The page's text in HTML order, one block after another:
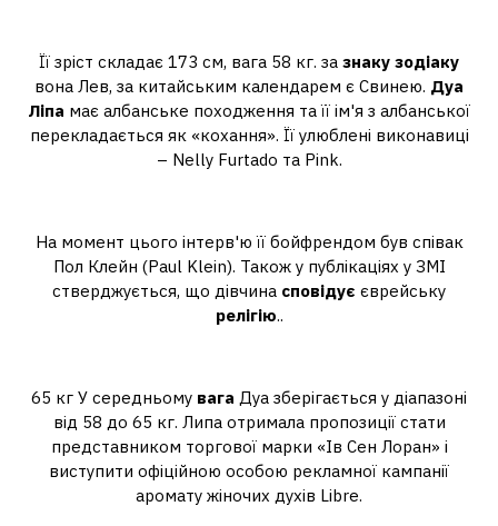
Її зріст складає 173 см, вага 58 кг. за знаку зодіаку
вона Лев, за китайським календарем є Свинею. Дуа
Ліпа має албанське походження та її ім'я з албанської
перекладається як «кохання». Її улюблені виконавиці
– Nelly Furtado та Pink.
На момент цього інтерв'ю її бойфрендом був співак
Пол Клейн (Paul Klein). Також у публікаціях у ЗМІ
стверджується, що дівчина сповідує єврейську
релігію..
65 кг У середньому вага Дуа зберігається у діапазоні
від 58 до 65 кг. Липа отримала пропозиції стати
представником торгової марки «Ів Сен Лоран» і
виступити офіційною особою рекламної кампанії
аромату жіночих духів Libre.